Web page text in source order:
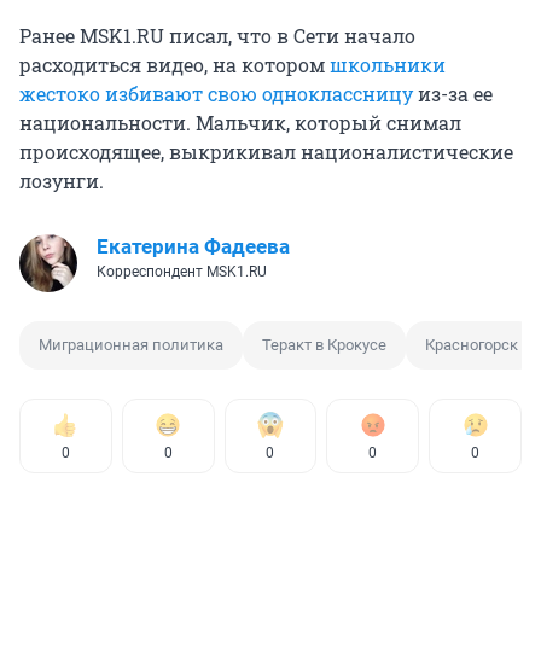
Ранее MSK1.RU писал, что в Сети начало
расходиться видео, на которомшкольники
жестоко избивают свою одноклассницуиз-за ее
национальности. Мальчик, который снимал
происходящее, выкрикивал националистические
лозунги.
Екатерина Фадеева
Корреспондент MSK1.RU
Миграционная политика Теракт в Крокусе Красногорск
0 0 0 0 0